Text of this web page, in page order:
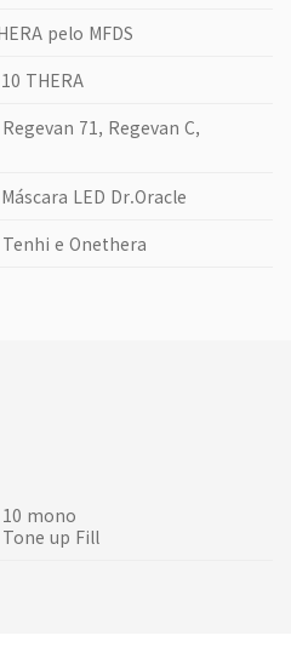
pelo MFDS
THERA
71, Regevan C,
LED Dr.Oracle
e Onethera
mono
up Fill